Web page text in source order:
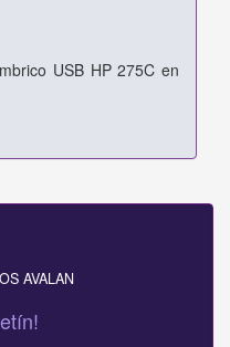
USB HP 275C en
AVALAN